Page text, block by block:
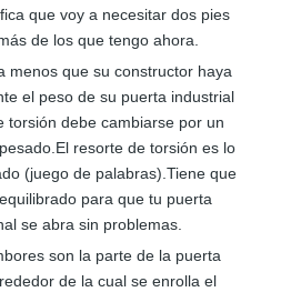
que voy a necesitar dos pies
de los que tengo ahora.
menos que su constructor haya
el peso de su puerta industrial
torsión debe cambiarse por un
resorte de torsión es lo
(juego de palabras).Tiene que
para que tu puerta
se abra sin problemas.
son la parte de la puerta
de la cual se enrolla el